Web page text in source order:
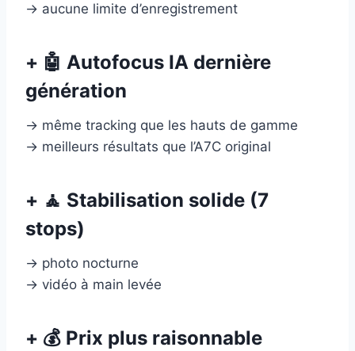
→ aucune limite d’enregistrement
+ 🤖 Autofocus IA dernière
génération
→ même tracking que les hauts de gamme
→ meilleurs résultats que l’A7C original
+ 🧘 Stabilisation solide (7
stops)
→ photo nocturne
→ vidéo à main levée
+ 💰 Prix plus raisonnable